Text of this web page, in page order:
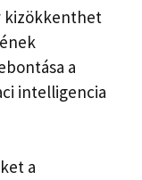
kizökkenthet
a
intelligencia
a